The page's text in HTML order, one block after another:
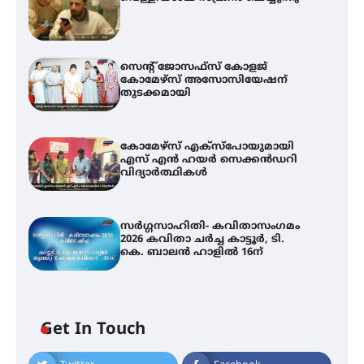
സെന്റ് ജോസഫ്സ് കോളജ്
കോമേഴ്‌സ് അസോസിയേഷന്
തുടക്കമായി
കോമേഴ്സ് എക്സ്പോയുമായി
എസ് എൻ ഹയർ സെക്കൻഡറി
വിദ്യാർത്ഥികൾ
സർഗ്ഗസാഹിതി- കവിതാസംഗമം
2026 കവിതാ ചർച്ച കാട്ടൂർ, ടി.
കെ. ബാലൻ ഹാളിൽ 16ന്
Get In Touch